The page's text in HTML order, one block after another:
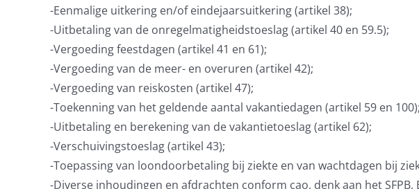
-Eenmalige uitkering en/of eindejaarsuitkering (artikel 38);
-Uitbetaling van de onregelmatigheidstoeslag (artikel 40 en 59.5);
-Vergoeding feestdagen (artikel 41 en 61);
-Vergoeding van de meer- en overuren (artikel 42);
-Vergoeding van reiskosten (artikel 47);
-Toekenning van het geldende aantal vakantiedagen (artikel 59 en 100);
-Uitbetaling en berekening van de vakantietoeslag (artikel 62);
-Verschuivingstoeslag (artikel 43);
-Toepassing van loondoorbetaling bij ziekte en van wachtdagen bij
-Diverse inhoudingen en afdrachten conform cao, denk aan het